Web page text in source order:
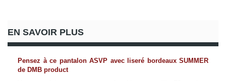
EN SAVOIR PLUS
Pensez à ce pantalon ASVP avec liseré bordeaux SUMMER
de DMB product